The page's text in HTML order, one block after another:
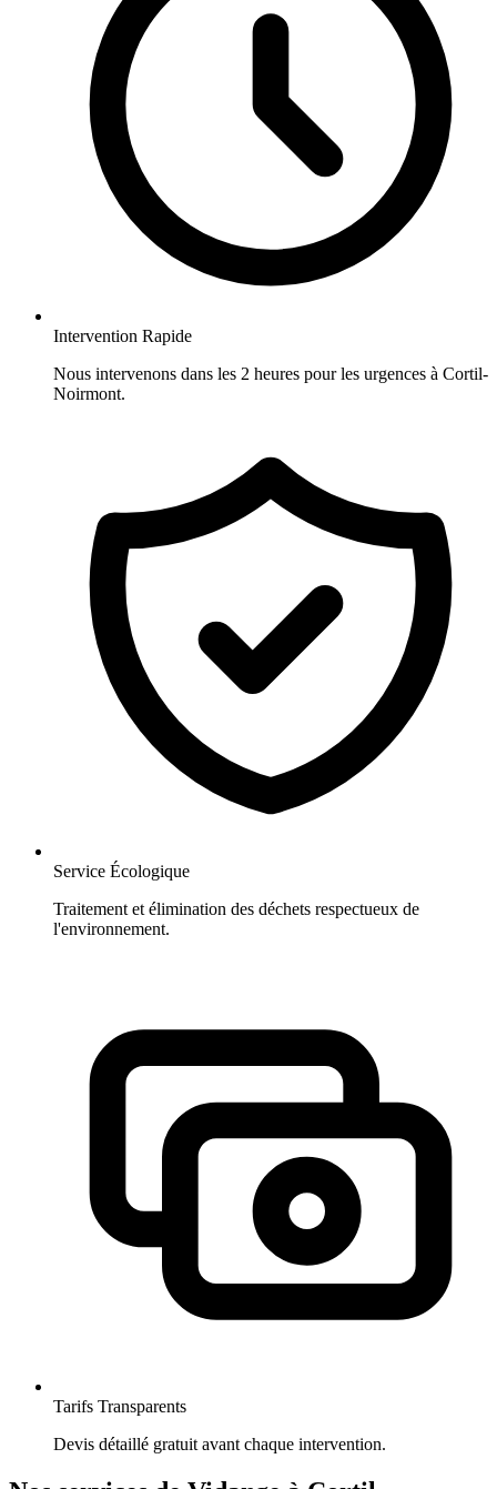
Intervention Rapide
Nous intervenons dans les 2 heures pour les urgences à Cortil-
Noirmont.
Service Écologique
Traitement et élimination des déchets respectueux de
l'environnement.
Tarifs Transparents
Devis détaillé gratuit avant chaque intervention.